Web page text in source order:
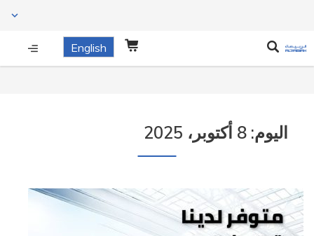
English
اليوم: 8 أكتوبر، 2025